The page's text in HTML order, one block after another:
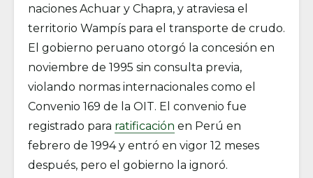
naciones Achuar y Chapra, y atraviesa el
territorio Wampís para el transporte de crudo.
El gobierno peruano otorgó la concesión en
noviembre de 1995 sin consulta previa,
violando normas internacionales como el
Convenio 169 de la OIT. El convenio fue
registrado para ratificación en Perú en
febrero de 1994 y entró en vigor 12 meses
después, pero el gobierno la ignoró.